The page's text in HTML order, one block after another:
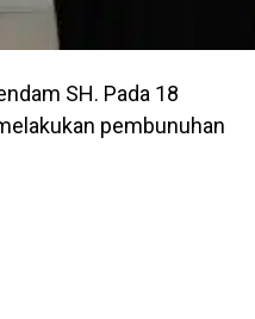
SH. Pada 18
pembunuhan